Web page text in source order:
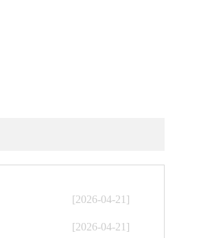
[2026-04-21]
[2026-04-21]